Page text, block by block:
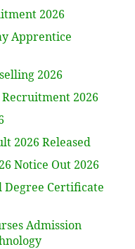
2026
Apprentice
2026
2026
2026 Released
Notice Out 2026
Certificate
Admission